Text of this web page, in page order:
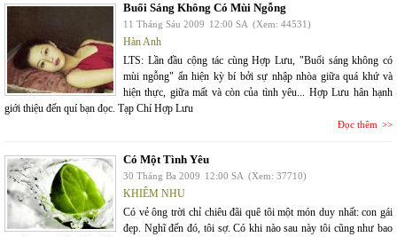
Buổi Sáng Không Có Mùi Ngỗng
11 Tháng Sáu 2009 12:00 SA (Xem: 44531)
Hàn Anh
LTS: Lần đầu cộng tác cùng Hợp Lưu, "Buổi sáng không có
mùi ngỗng" ẩn hiện kỳ bí bởi sự nhập nhòa giữa quá khứ và
hiện thực, giữa mất và còn của tình yêu... Hợp Lưu hân hạnh
giới thiệu đến quí bạn đọc. Tạp Chí Hợp Lưu
Đọc thêm
Có Một Tình Yêu
30 Tháng Ba 2009 12:00 SA (Xem: 37710)
KHIÊM NHU
Có vẻ ông trời chỉ chiêu đãi quê tôi một món duy nhất: con gái
đẹp. Nghĩ đến đó, tôi sợ. Có khi nào sau này tôi cũng như bao